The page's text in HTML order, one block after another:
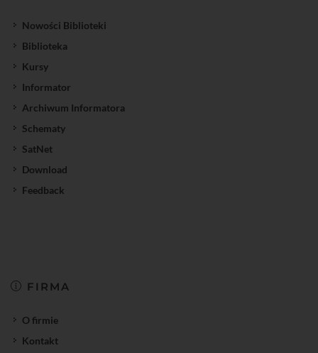
Nowości Biblioteki
Biblioteka
Kursy
Informator
Archiwum Informatora
Schematy
SatNet
Download
Feedback
FIRMA
O firmie
Kontakt